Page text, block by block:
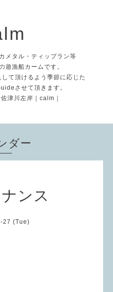
メタル・ティップラン等
遊漁船カームです。
て頂けるよう季節に応じた
させて頂きます。
津川左岸｜calm｜
ダー
ンス
27 (Tue)